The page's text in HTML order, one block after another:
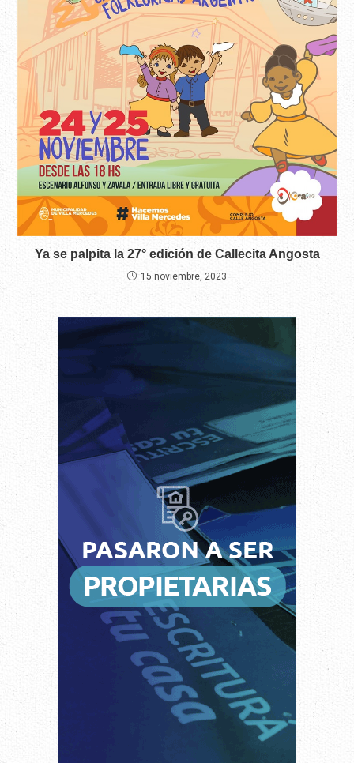
Ya se palpita la 27° edición de Callecita Angosta
15 noviembre, 2023